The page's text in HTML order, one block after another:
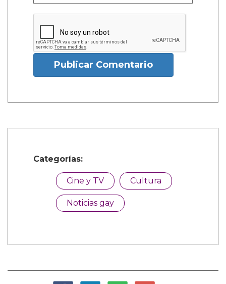
Publicar Comentario
Categorías:
Cine y TV Cultura
Noticias gay